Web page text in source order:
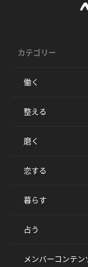
カテゴリー
働く
整える
磨く
恋する
暮らす
占う
メンバーコンテン